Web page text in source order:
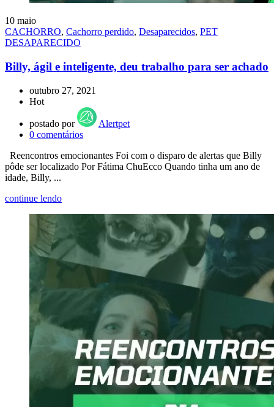
10 maio
CACHORRO, Cachorro perdido, Desaparecidos, PET
DESAPARECIDO
Billy, ágil e inteligente, deu trabalho para ser achado
outubro 27, 2021
Hot
postado por
Alertpet
0 comentários
Reencontros emocionantes Foi com o disparo de alertas que Billy
pôde ser localizado Por Fátima ChuEcco Quando tinha um ano de
idade, Billy, ...
continue lendo